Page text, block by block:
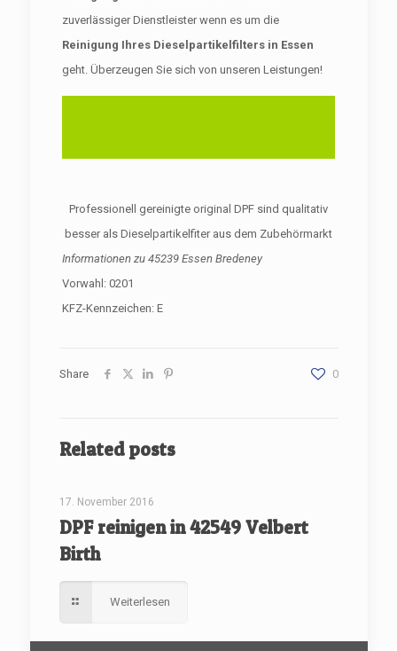
zuverlässiger Dienstleister wenn es um die
Reinigung Ihres Dieselpartikelfilters in Essen
geht. Überzeugen Sie sich von unseren Leistungen!
Professionell gereinigte original DPF sind qualitativ
besser als Dieselpartikelfiter aus dem Zubehörmarkt
Informationen zu 45239 Essen Bredeney
Vorwahl: 0201
KFZ-Kennzeichen: E
Share 0
Related posts
17. November 2016
DPF reinigen in 42549 Velbert
Birth
Weiterlesen